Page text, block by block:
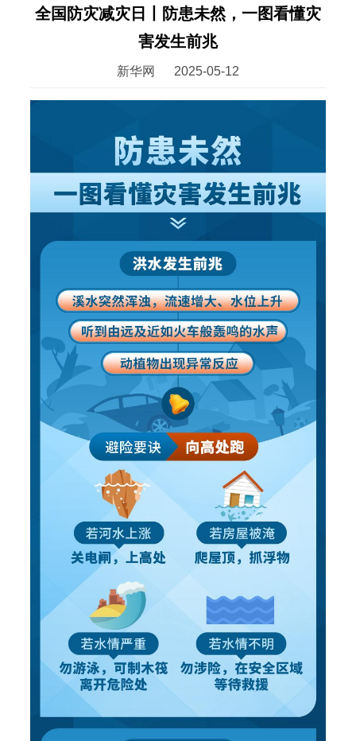
​全国防灾减灾日丨防患未然，一图看懂灾
害发生前兆
新华网 2025-05-12